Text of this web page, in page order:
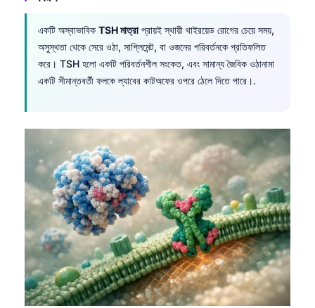
একটি অস্বাভাবিক TSH মাত্রাপ্রায়ই স্থায়ী থাইরয়েড রোগের চেয়ে সময়,
অসুস্থতা থেকে সেরে ওঠা, সাপ্লিমেন্ট, বা ওজনের পরিবর্তনকে প্রতিফলিত
করে। TSH হলো একটি পরিবর্তনশীল সংকেত, এবং সামান্য জৈবিক ওঠানামা
একটি সীমান্তবর্তী ফলকে ল্যাবের কাটঅফের ওপরে ঠেলে দিতে পারে।.
Euskara
Gàidhlig
Occitan
العربية المغربية
Afrikaans
Монгол
ພາສາລາວ
ئۇيغۇرچە
Кыргызча